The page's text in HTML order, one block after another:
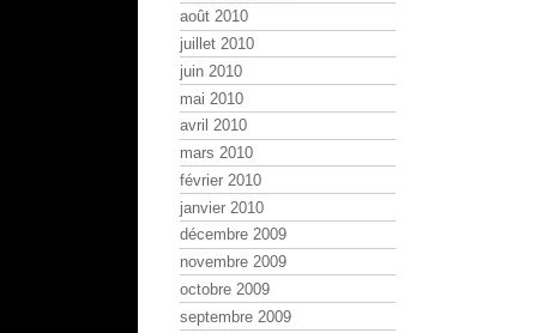
août 2010
juillet 2010
juin 2010
mai 2010
avril 2010
mars 2010
février 2010
janvier 2010
décembre 2009
novembre 2009
octobre 2009
septembre 2009